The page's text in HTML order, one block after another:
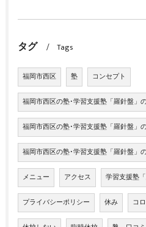
タグ Tags
福岡市西区 塾 コンセプト
福岡市西区の塾･学習支援塾「羅針盤」
福岡市西区の塾･学習支援塾「羅針盤」
福岡市西区の塾･学習支援塾「羅針盤」
メニュー アクセス 学習支援塾
プライバシーポリシー 休み コ